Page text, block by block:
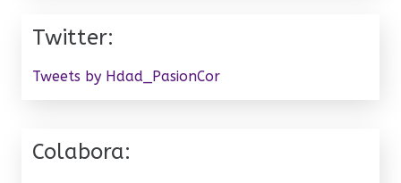
Twitter:
Tweets by Hdad_PasionCor
Colabora: